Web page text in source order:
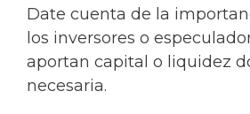
Date cuenta de la
los inversores o
aportan capital o liquidez
necesaria.